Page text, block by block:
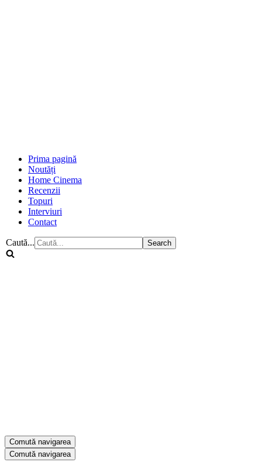
Prima pagină
Noutăți
Home Cinema
Recenzii
Topuri
Interviuri
Contact
Caută...
Comută navigarea
Comută navigarea